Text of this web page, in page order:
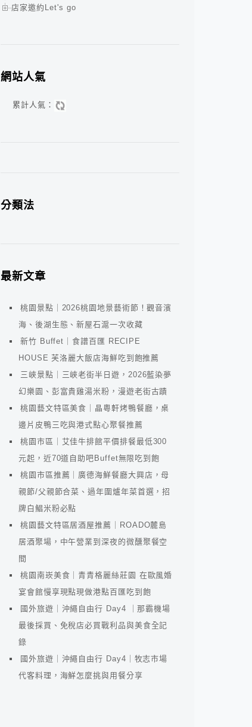
店家邀約Let's go
網站人氣
累計人氣：
分類法
最新文章
桃園景點｜2026桃園地景藝術節！觀音濱
海、後湖生態、新屋石滬一次收藏
新竹 Buffet｜食譜百匯 RECIPE
HOUSE 芙洛麗大飯店海鮮吃到飽推薦
三峽景點｜三峽老街半日遊，2026藍染夢
幻樂園、彭富貴雞湯米粉，漫遊老街古蹟
桃園藝文特區美食｜晶粵軒烤鴨餐廳，桌
邊片皮鴨三吃與港式點心聚餐推薦
桃園市區｜艾佳牛排館平價排餐最低300
元起，近70道自助吧Buffet無限吃到飽
桃園市區推薦｜廣德海鮮餐廳大興店，母
親節/父親節合菜、過年圍爐年菜首選，招
牌白鯧米粉必點
桃園藝文特區居酒屋推薦｜ROADO麓島
居酒聚場，中午營業到深夜的微醺聚餐空
間
桃園南崁美食｜青青格麗絲莊園 在歐風婚
宴會館慢享現點現做港點百匯吃到飽
國外旅遊｜沖繩自由行 Day4 ｜那霸機場
最後採買、免稅店必買戰利品與美食全記
錄
國外旅遊｜沖繩自由行 Day4｜牧志市場
代客料理，海鮮怎麼挑與用餐分享